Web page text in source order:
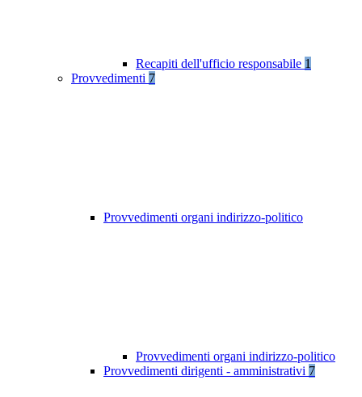
Recapiti dell'ufficio responsabile 1
Provvedimenti 7
Provvedimenti organi indirizzo-politico
Provvedimenti organi indirizzo-politico
Provvedimenti dirigenti - amministrativi 7